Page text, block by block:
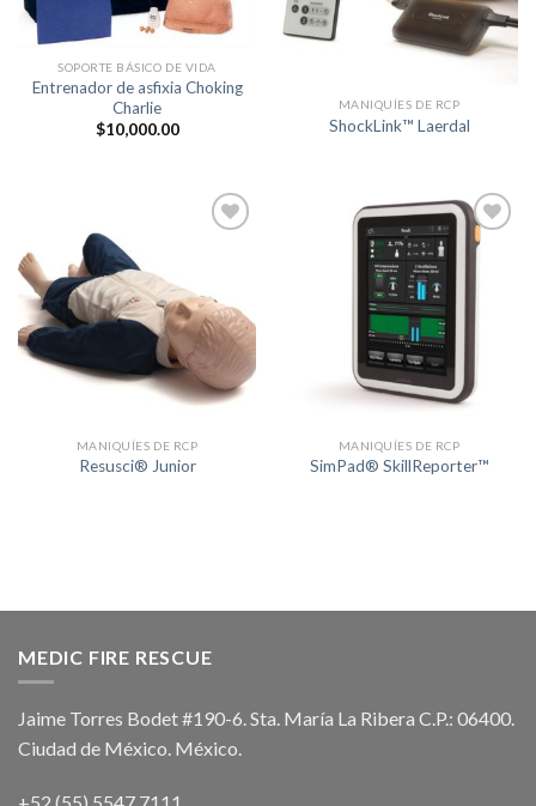
SOPORTE BÁSICO DE VIDA
Entrenador de asfixia Choking
Charlie
$10,000.00
MANIQUÍES DE RCP
ShockLink™ Laerdal
Deseos
MANIQUÍES DE RCP
Resusci® Junior
MANIQUÍES DE RCP
SimPad® SkillReporter™
MEDIC FIRE RESCUE
Jaime Torres Bodet #190-6. Sta. María La Ribera C.P.: 06400.
Ciudad de México. México.